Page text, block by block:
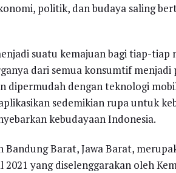
politik, dan budaya saling
suatu kemajuan bagi tiap-tiap
dari semua konsumtif
dipermudah dengan teknologi
sedemikian rupa untuk
kebudayaan Indonesia.
Barat, Jawa Barat,
yang diselenggarakan oleh